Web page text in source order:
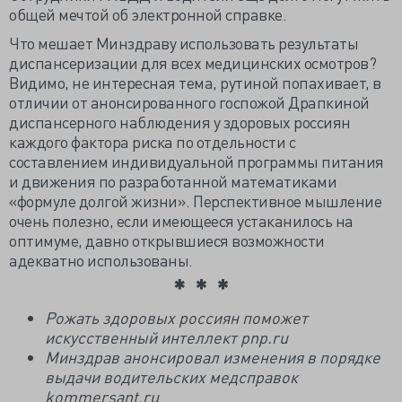
общей мечтой об электронной справке.
Что мешает Минздраву использовать результаты
диспансеризации для всех медицинских осмотров?
Видимо, не интересная тема, рутиной попахивает, в
отличии от анонсированного госпожой Драпкиной
диспансерного наблюдения у здоровых россиян
каждого фактора риска по отдельности с
составлением индивидуальной программы питания
и движения по разработанной математиками
«формуле долгой жизни». Перспективное мышление
очень полезно, если имеющееся устаканилось на
оптимуме, давно открывшиеся возможности
адекватно использованы.
Рожать здоровых россиян поможет
искусственный интеллект pnp.ru
Минздрав анонсировал изменения в порядке
выдачи водительских медсправок
kommersant.ru